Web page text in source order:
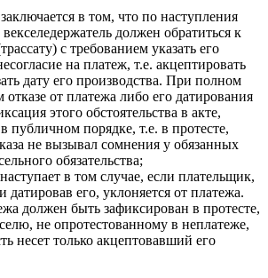
в том, что по наступления
должен обратиться к
с требованием указать его
на платеж, т.е. акцептировать
дату его производства. При полном
от платежа либо его датирования
этого обстоятельства в акте,
публичном порядке, т.е. в протесте,
не вызывал сомнения у обязанных
обязательства;
в том случае, если плательщик,
датировав его, уклоняется от платежа.
должен быть зафиксирован в протесте,
не опротестованному в неплатеже,
несет только акцептовавший его